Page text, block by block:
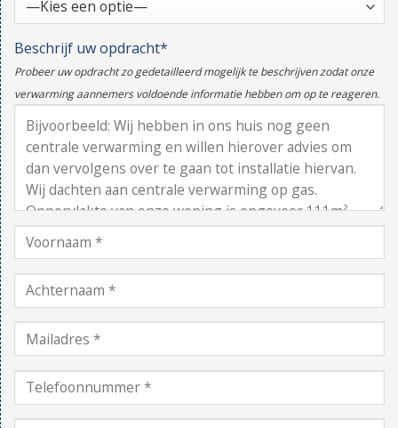
Beschrijf uw opdracht*
Probeer uw opdracht zo gedetailleerd mogelijk te beschrijven zodat onze
verwarming aannemers voldoende informatie hebben om op te reageren.